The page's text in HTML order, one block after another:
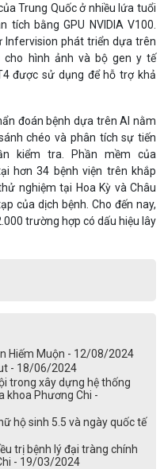
Trung Quốc ở nhiều lứa tuổi
bằng GPU NVIDIA V100.
Infervision phát triển dựa trên
cho hình ảnh và bộ gen y tế
được sử dụng để hỗ trợ khả
đoán bệnh dựa trên AI nằm
chéo và phân tích sự tiến
kiểm tra. Phần mềm của
hơn 34 bệnh viện trên khắp
nghiệm tại Hoa Kỳ và Châu
của dịch bệnh. Cho đến nay,
trường hợp có dấu hiệu lây
Hiếm Muộn - 12/08/2024
- 18/06/2024
trong xây dựng hệ thống
khoa Phương Chi -
hộ sinh 5.5 và ngày quốc tế
trị bệnh lý đại tràng chính
- 19/03/2024